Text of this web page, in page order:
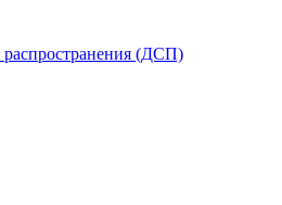
(ДСП)